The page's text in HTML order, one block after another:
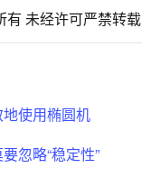
有 未经许可严禁转载
使用椭圆机
忽略“稳定性”